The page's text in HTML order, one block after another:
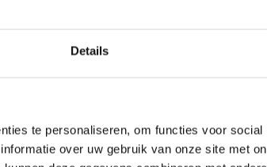
Details
te personaliseren, om functies voor
over uw gebruik van onze site met
bij andere